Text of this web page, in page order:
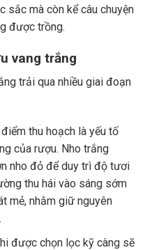
sắc mà còn kể câu chuyện
được trồng.
vang trắng
trải qua nhiều giai đoạn
thu hoạch là yếu tố
của rượu. Nho trắng
nho đỏ để duy trì độ tươi
thu hái vào sáng sớm
mẻ, nhằm giữ nguyên
được chọn lọc kỹ càng sẽ